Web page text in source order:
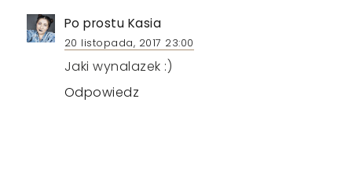
Po prostu Kasia
20 listopada, 2017 23:00
Jaki wynalazek :)
Odpowiedz